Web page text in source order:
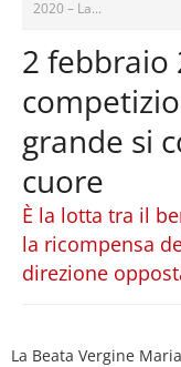
2020 – La...
2 febbraio
grande si
cuore
È la lotta tra il
la ricompensa
direzione
La Beata Vergine